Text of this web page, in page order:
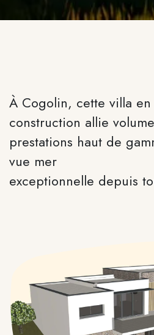
À Cogolin, cette villa
construction allie
prestations haut de
vue mer
exceptionnelle depuis